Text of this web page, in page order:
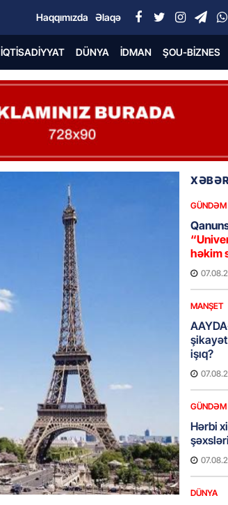
Haqqımızda Əlaqə
İQTISADIYYAT DÜNYA İDMAN ŞOU-BIZNES
GÜNDƏM
həkim
MANŞET
şikayət
işıq?
GÜNDƏM
Hərbi
DÜNYA